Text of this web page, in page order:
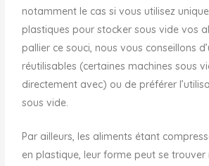
notamment le cas si vous utilisez
plastiques pour stocker sous vide vos
pallier ce souci, nous vous conseillons
réutilisables (certaines machines sous
directement avec) ou de préférer
sous vide.
Par ailleurs, les aliments étant
en plastique, leur forme peut se